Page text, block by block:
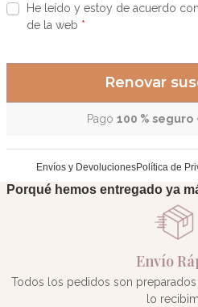
He leído y estoy de acuerdo
de la web *
Renovar
Pago 100 % seguro
Nombre de usuario o correo
Envíos y DevolucionesPolítica de
Porqué hemos entregado ya
Envío
Todos los pedidos son
lo